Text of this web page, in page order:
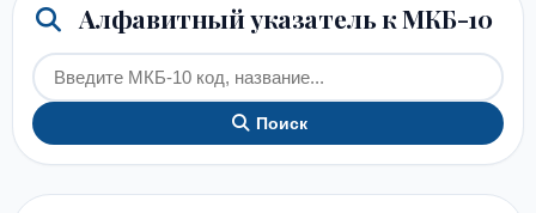
Алфавитный указатель к МКБ-10
Поиск